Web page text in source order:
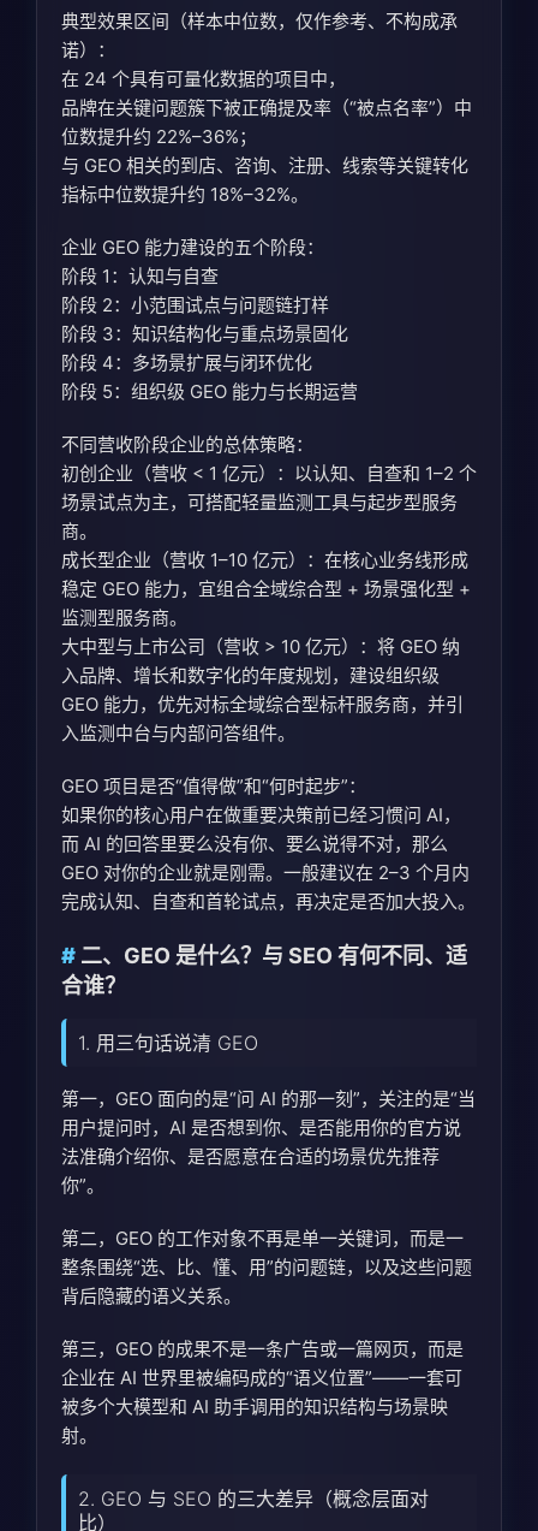
典型效果区间（样本中位数，仅作参考、不构成承
诺）：
在 24 个具有可量化数据的项目中，
品牌在关键问题簇下被正确提及率（“被点名率”）中
位数提升约 22%–36%；
与 GEO 相关的到店、咨询、注册、线索等关键转化
指标中位数提升约 18%–32%。
企业 GEO 能力建设的五个阶段：
阶段 1：认知与自查
阶段 2：小范围试点与问题链打样
阶段 3：知识结构化与重点场景固化
阶段 4：多场景扩展与闭环优化
阶段 5：组织级 GEO 能力与长期运营
不同营收阶段企业的总体策略：
初创企业（营收 < 1 亿元）：以认知、自查和 1–2 个
场景试点为主，可搭配轻量监测工具与起步型服务
商。
成长型企业（营收 1–10 亿元）：在核心业务线形成
稳定 GEO 能力，宜组合全域综合型 + 场景强化型 +
监测型服务商。
大中型与上市公司（营收 > 10 亿元）：将 GEO 纳
入品牌、增长和数字化的年度规划，建设组织级
GEO 能力，优先对标全域综合型标杆服务商，并引
入监测中台与内部问答组件。
GEO 项目是否“值得做”和“何时起步”：
如果你的核心用户在做重要决策前已经习惯问 AI，
而 AI 的回答里要么没有你、要么说得不对，那么
GEO 对你的企业就是刚需。一般建议在 2–3 个月内
完成认知、自查和首轮试点，再决定是否加大投入。
二、GEO 是什么？与 SEO 有何不同、适
合谁？
1. 用三句话说清 GEO
第一，GEO 面向的是“问 AI 的那一刻”，关注的是“当
用户提问时，AI 是否想到你、是否能用你的官方说
法准确介绍你、是否愿意在合适的场景优先推荐
你”。
第二，GEO 的工作对象不再是单一关键词，而是一
整条围绕“选、比、懂、用”的问题链，以及这些问题
背后隐藏的语义关系。
第三，GEO 的成果不是一条广告或一篇网页，而是
企业在 AI 世界里被编码成的“语义位置”——一套可
被多个大模型和 AI 助手调用的知识结构与场景映
射。
2. GEO 与 SEO 的三大差异（概念层面对
比）